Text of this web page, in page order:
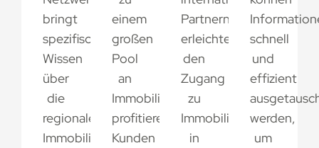
bringt
spezifisches
Wissen
über
die
regionalen
Immobilienmärkte,
einem
großen
Pool
an
Immobilienangeboten
profitieren
Kunden
Partnern
erleichtert
den
Zugang
zu
Immobilien
in
schnell
und
effizient
werden,
um